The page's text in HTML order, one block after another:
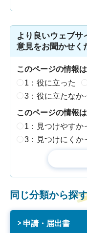
より良いウェブサ
意見をお聞かせく
このページの情報
1：役に立った
3：役に立たなか
このページの情報
1：見つけやすか
3：見つけにくか
同じ分類から探
申請・届出書